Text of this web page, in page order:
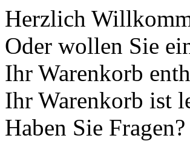
Herzlich
Oder wollen Sie
Ihr Warenkorb
Ihr Warenkorb ist
Haben Sie Fragen?